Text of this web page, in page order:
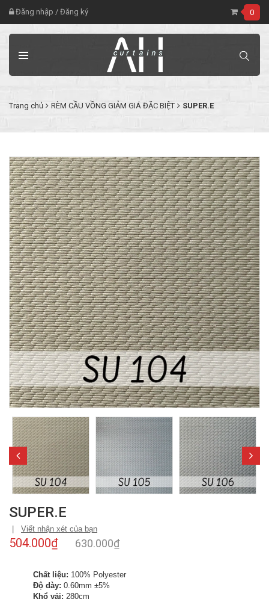
Đăng nhập / Đăng ký 0
Trang chủ RÈM CẦU VỒNG GIẢM GIÁ ĐẶC BIỆT SUPER.E
SUPER.E
Viết nhận xét của bạn
504.000₫ 630.000₫
Chất liệu: 100% Polyester
Độ dày: 0.60mm ±5%
Khổ vải: 280cm